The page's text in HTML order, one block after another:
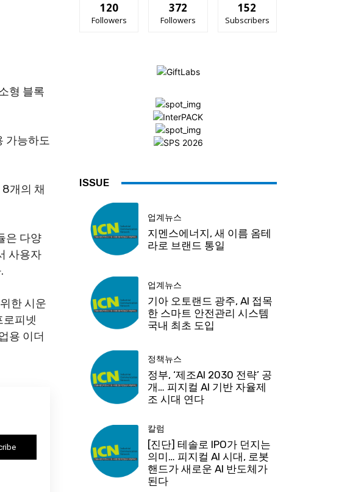
형 블록
가능하도
개의 채
은 다양
사용자
한 시운
로피넷
용 이더
120
Followers
372
Followers
152
Subscribers
ISSUE
업계뉴스
지멘스에너지, 새 이름 옴테
라로 브랜드 통일
업계뉴스
기아 오토랜드 광주, AI 접목
한 스마트 안전관리 시스템
국내 최초 도입
정책뉴스
정부, ‘제조AI 2030 전략’ 공
개… 피지컬 AI 기반 자율제
조 시대 연다
칼럼
[진단] 테솔로 IPO가 던지는
의미… 피지컬 AI 시대, 로봇
핸드가 새로운 AI 반도체가
된다